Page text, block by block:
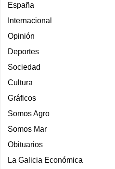
España
Internacional
Opinión
Deportes
Sociedad
Cultura
Gráficos
Somos Agro
Somos Mar
Obituarios
La Galicia Económica